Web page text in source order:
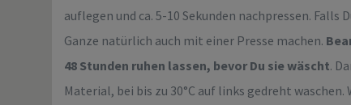
auflegen und ca. 5-10 Sekunden nachpressen. Falls
Ganze natürlich auch mit einer Presse machen.
48 Stunden ruhen lassen, bevor Du sie wäscht.
Material, bei bis zu 30°C auf links gedreht